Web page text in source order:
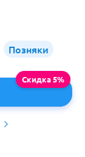
Позняки